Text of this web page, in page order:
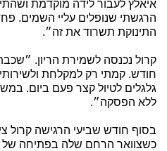
איאלץ לעבור לידה מוקדמת
הרגשתי שנופלים עליי השמים.
התינוקת תשרוד את זה״.
קרול נכנסה לשמירת הריון.
חודש. קמתי רק למקלחת
גלגלים לטיול קצר פעם ביום.
ללא הפסקה״.
בסוף חודש שביעי הרגישה קרול